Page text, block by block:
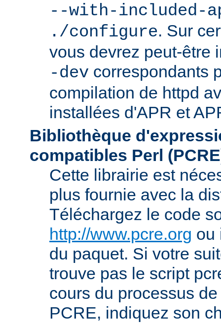
--with-included-
./configure. Sur
vous devrez peut-être
-dev correspondants
compilation de httpd
installées d'APR et
Bibliothèque
compatibles Perl
Cette librairie est
plus fournie avec la
Téléchargez le code
http://www.pcre.org ou
du paquet. Si votre
trouve pas le script
cours du processus
PCRE, indiquez son